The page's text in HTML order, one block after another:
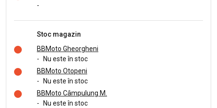
-
Stoc magazin
BBMoto Gheorgheni
-
Nu este în stoc
BBMoto Otopeni
-
Nu este în stoc
BBMoto Câmpulung M.
-
Nu este în stoc